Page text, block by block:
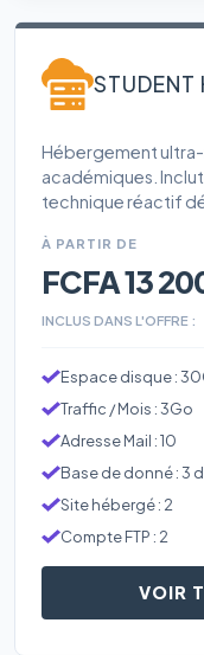
STUDENT
Hébergement
académiques.
technique réactif
À PARTIR DE
FCFA 13
INCLUS DANS L'OFFRE :
Espace disque :
Traffic / Mois : 3Go
Adresse Mail : 10
Base de donné : 3
Site hébergé : 2
Compte FTP : 2
VOIR